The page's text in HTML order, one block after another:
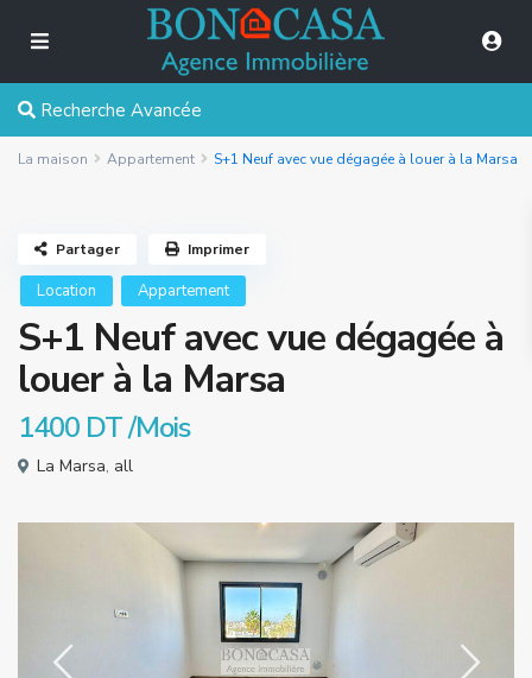
Recherche Avancée
La maison Appartement S+1 Neuf avec vue dégagée à louer à la Marsa
Location Appartement
S+1 Neuf avec vue dégagée à
louer à la Marsa
1400 DT/Mois
La Marsa, all
Partager Imprimer